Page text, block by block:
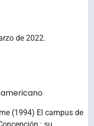
de 2022.
(1994) El campus de
: su